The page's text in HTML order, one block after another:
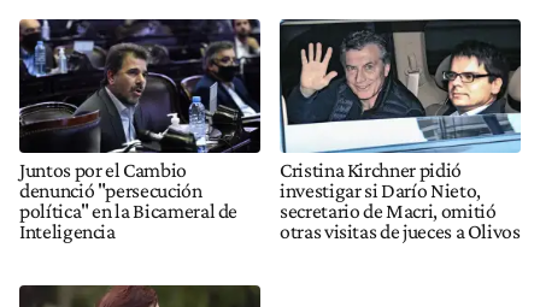
Juntos por el Cambio
denunció "persecución
política" en la Bicameral de
Inteligencia
Cristina Kirchner pidió
investigar si Darío Nieto,
secretario de Macri, omitió
otras visitas de jueces a Olivos